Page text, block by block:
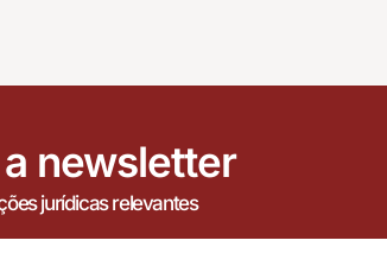
newsletter
jurídicas relevantes